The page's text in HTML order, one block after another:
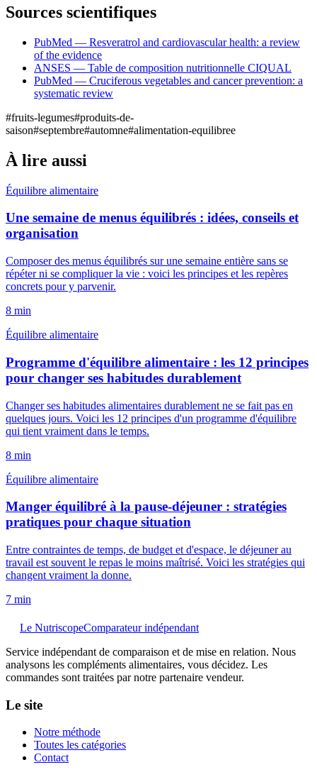
Sources scientifiques
PubMed — Resveratrol and cardiovascular health: a review
of the evidence
ANSES — Table de composition nutritionnelle CIQUAL
PubMed — Cruciferous vegetables and cancer prevention: a
systematic review
#fruits-legumes#produits-de-
saison#septembre#automne#alimentation-equilibree
À lire aussi
Équilibre alimentaire
Une semaine de menus équilibrés : idées, conseils et
organisation
Composer des menus équilibrés sur une semaine entière sans se
répéter ni se compliquer la vie : voici les principes et les repères
concrets pour y parvenir.
8 min
Équilibre alimentaire
Programme d'équilibre alimentaire : les 12 principes
pour changer ses habitudes durablement
Changer ses habitudes alimentaires durablement ne se fait pas en
quelques jours. Voici les 12 principes d'un programme d'équilibre
qui tient vraiment dans le temps.
8 min
Équilibre alimentaire
Manger équilibré à la pause-déjeuner : stratégies
pratiques pour chaque situation
Entre contraintes de temps, de budget et d'espace, le déjeuner au
travail est souvent le repas le moins maîtrisé. Voici les stratégies qui
changent vraiment la donne.
7 min
Le NutriscopeComparateur indépendant
Service indépendant de comparaison et de mise en relation. Nous
analysons les compléments alimentaires, vous décidez. Les
commandes sont traitées par notre partenaire vendeur.
Le site
Notre méthode
Toutes les catégories
Contact